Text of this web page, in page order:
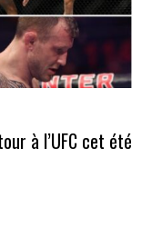
à l’UFC cet été